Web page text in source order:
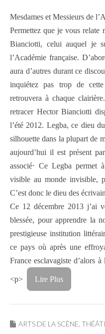
Mesdames et Messieurs de
Permettez que je vous relate
Bianciotti, celui auquel je
l’Académie française.
aura d’autres durant ce
inquiétez pas trop de
retrouvera à chaque
retracer Hector Bianciotti
l’été 2012. Legba, ce dieu
silhouette dans la plupart de
aujourd’hui il est présent
associé⋅ Ce Legba permet
visible au monde invisible,
C’est donc le dieu des
Ce 12 décembre 2013 j’ai
blessée, pour apprendre la
prestigieuse institution
ce pays où après une
France esclavagiste d’alors
<p> Lire Plus
ARTS DE LA SCÈNE